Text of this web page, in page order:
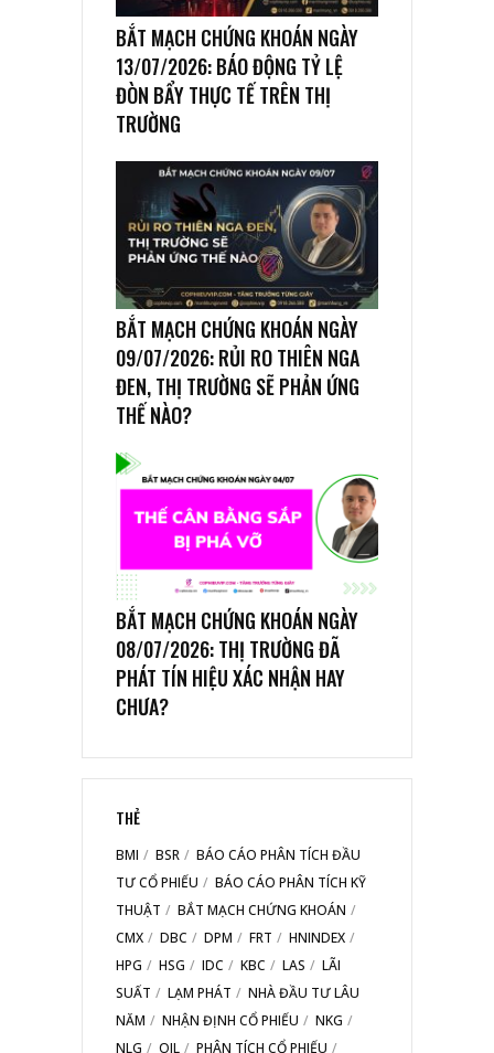
BẮT MẠCH CHỨNG KHOÁN NGÀY
13/07/2026: BÁO ĐỘNG TỶ LỆ
ĐÒN BẨY THỰC TẾ TRÊN THỊ
TRƯỜNG
BẮT MẠCH CHỨNG KHOÁN NGÀY
09/07/2026: RỦI RO THIÊN NGA
ĐEN, THỊ TRƯỜNG SẼ PHẢN ỨNG
THẾ NÀO?
BẮT MẠCH CHỨNG KHOÁN NGÀY
08/07/2026: THỊ TRƯỜNG ĐÃ
PHÁT TÍN HIỆU XÁC NHẬN HAY
CHƯA?
THẺ
BMI BSR
BÁO CÁO PHÂN TÍCH ĐẦU
TƯ CỔ PHIẾU
BÁO CÁO PHÂN TÍCH KỸ
THUẬT
BẮT MẠCH CHỨNG KHOÁN
CMX
DBC DPM FRT
HNINDEX
HPG
HSG IDC KBC LAS
LÃI
SUẤT
LẠM PHÁT
NHÀ ĐẦU TƯ LÂU
NĂM
NHẬN ĐỊNH CỔ PHIẾU
NKG
NLG
OIL PHÂN TÍCH CỔ PHIẾU